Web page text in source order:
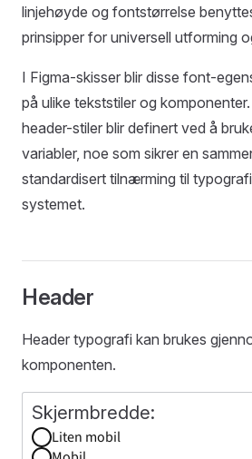
linjehøyde og fontstørrelse
prinsipper for universell utforming
I Figma-skisser blir disse font-
på ulike tekststiler og komponenter.
header-stiler blir definert ved å
variabler, noe som sikrer en
standardisert tilnærming til
systemet.
Header
Header typografi kan brukes
komponenten.
Liten mobil